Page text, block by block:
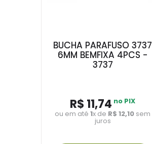
BUCHA PARAFUSO 3737
6MM BEMFIXA 4PCS -
3737
R$ 11,74 no PIX
ou em até1x de R$ 12,10 sem
juros